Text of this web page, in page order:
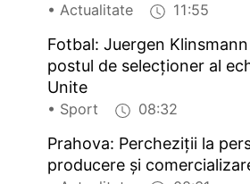
• Actualitate 11:55
Fotbal: Juergen
postul de selecționer al
Unite
• Sport 08:32
Prahova: Percheziții la
producere și